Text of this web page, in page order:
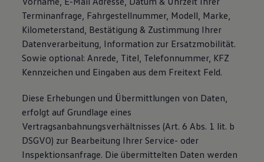
Terminanfrage, Fahrgestellnummer, Modell, Marke,
Kilometerstand, Bestätigung & Zustimmung Ihrer
Datenverarbeitung, Information zur Ersatzmobilität.
Sowie optional: Anrede, Titel, Telefonnummer, KFZ
Kennzeichen und Eingaben aus dem Freitext Feld.
Diese Erhebungen und Übermittlungen von Daten,
erfolgt auf Grundlage eines
Vertragsanbahnungsverhältnisses (Art. 6 Abs. 1 lit. b
DSGVO) zur Bearbeitung Ihrer Service- oder
Inspektionsanfrage. Die übermittelten Daten werden